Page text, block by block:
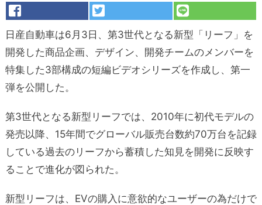
日産自動車は6月3日、第3世代となる新型「リーフ」を
開発した商品企画、デザイン、開発チームのメンバーを
特集した3部構成の短編ビデオシリーズを作成し、第一
弾を公開した。
第3世代となる新型リーフでは、2010年に初代モデルの
発売以降、15年間でグローバル販売台数約70万台を記録
している過去のリーフから蓄積した知見を開発に反映す
ることで進化が図られた。
新型リーフは、EVの購入に意欲的なユーザーの為だけで